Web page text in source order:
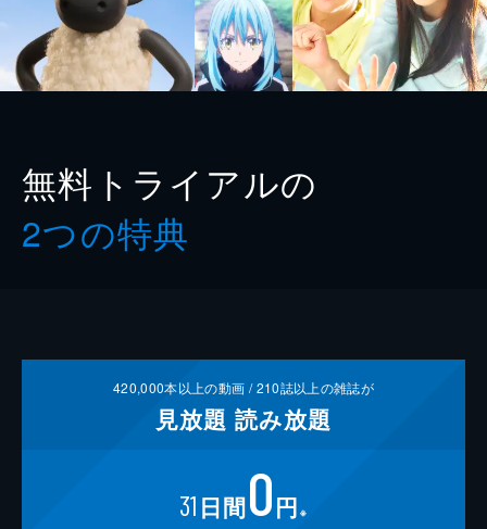
無料トライアルの
2つの特典
420,000本以上の動画 /210誌以上の雑誌が
見放題 読み放題
31 日間0円 ※